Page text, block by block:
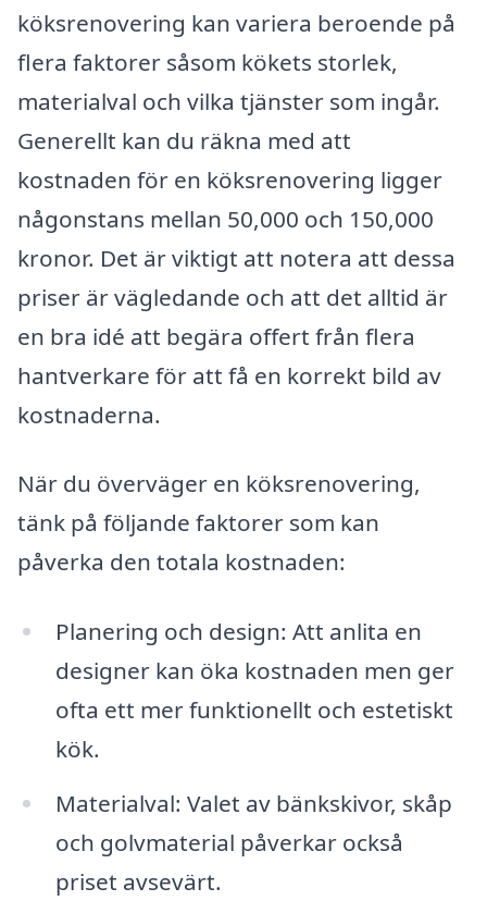
köksrenovering kan variera beroende på
flera faktorer såsom kökets storlek,
materialval och vilka tjänster som ingår.
Generellt kan du räkna med att
kostnaden för en köksrenovering ligger
någonstans mellan 50,000 och 150,000
kronor. Det är viktigt att notera att dessa
priser är vägledande och att det alltid är
en bra idé att begära offert från flera
hantverkare för att få en korrekt bild av
kostnaderna.
När du överväger en köksrenovering,
tänk på följande faktorer som kan
påverka den totala kostnaden:
Planering och design: Att anlita en
designer kan öka kostnaden men ger
ofta ett mer funktionellt och estetiskt
kök.
Materialval: Valet av bänkskivor, skåp
och golvmaterial påverkar också
priset avsevärt.